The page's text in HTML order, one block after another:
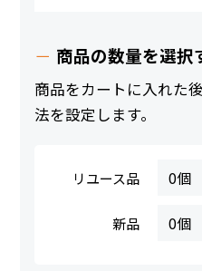
商品の数量を選択
商品をカートに入れた
法を設定します。
リユース品
新品